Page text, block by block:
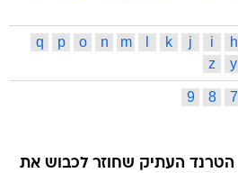
h
i
j
k
m
n
o
p
q
y
z
7
8
9
הטרנד העתיק שחוזר לכבוש את